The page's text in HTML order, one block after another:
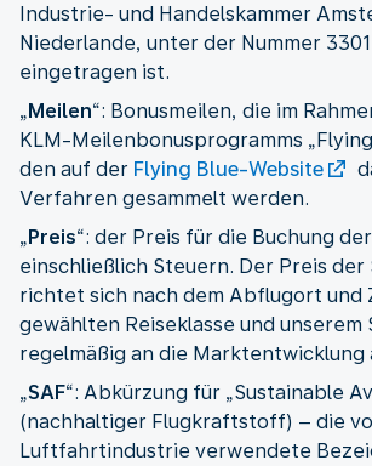
Industrie- und Handelskammer
Niederlande, unter der Nummer
eingetragen ist.
„Meilen“: Bonusmeilen, die im
KLM-Meilenbonusprogramms
den auf der Flying Blue-Website
Verfahren gesammelt werden.
„Preis“: der Preis für die Buchung
einschließlich Steuern. Der Preis der
richtet sich nach dem Abflugort und
gewählten Reiseklasse und unserem
regelmäßig an die Marktentwicklung
„SAF“: Abkürzung für „Sustainable
(nachhaltiger Flugkraftstoff) – die
Luftfahrtindustrie verwendete